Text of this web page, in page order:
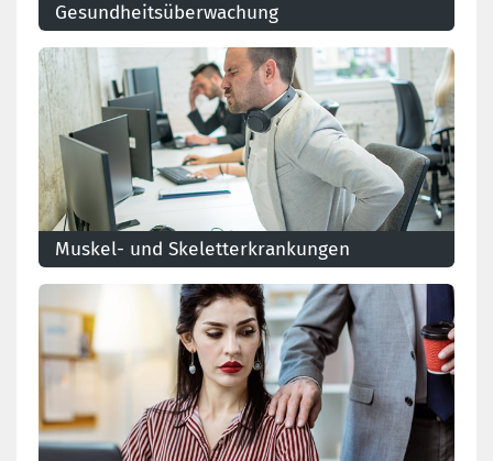
Gesundheitsüberwachung
Muskel- und Skeletterkrankungen
Die Muskel- und Skeletterkrankungen bilden mit den
psychosozialen Problemen die wichtigsten Risiken für
das Wohlbefinden am Arbeitsplatz.